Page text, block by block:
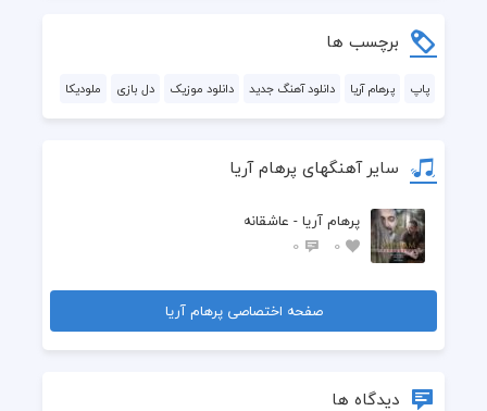
  پیداس تو چشمای ما
  دستِ همو می‌گیریم
  می‌ریم به سمتِ فردا
  تعبیری از یه خوابه
برچسب ها
پاپ پرهام آریا دانلود آهنگ جدید دانلود موزیک دل بازی ملودیکا
سایر آهنگهای پرهام آریا
پرهام آریا - عاشقانه
0
0
صفحه اختصاصی پرهام آریا
دیدگاه ها